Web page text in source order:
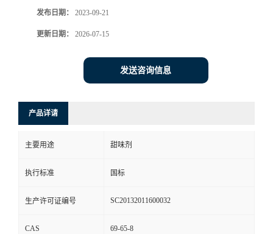
发布日期： 2023-09-21
更新日期： 2026-07-15
发送咨询信息
产品详请
主要用途 甜味剂
执行标准 国标
生产许可证编号 SC20132011600032
CAS 69-65-8